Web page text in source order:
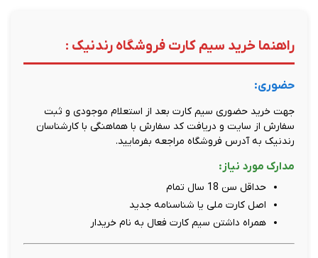
راهنما خرید سیم کارت فروشگاه رندنیک :
حضوری:
جهت خرید حضوری سیم کارت بعد از استعلام موجودی و ثبت
سفارش از سایت و دریافت کد سفارش با هماهنگی با کارشناسان
رندنیک به آدرس فروشگاه مراجعه بفرمایید.
مدارک مورد نیاز:
حداقل سن 18 سال تمام
اصل کارت ملی یا شناسنامه جدید
همراه داشتن سیم کارت فعال به نام خریدار